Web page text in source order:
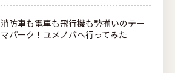
消防車も電車も飛行機も勢揃いのテー
マパーク！ユメノバへ行ってみた